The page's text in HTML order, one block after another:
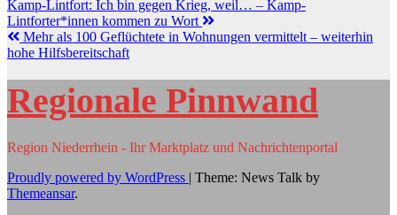
Kamp-Lintfort: Ich bin gegen Krieg, weil… – Kamp-
Lintforter*innen kommen zu Wort
Mehr als 100 Geflüchtete in Wohnungen vermittelt – weiterhin
hohe Hilfsbereitschaft
Regionale Pinnwand
Region Niederrhein - Ihr Marktplatz und Nachrichtenportal
Proudly powered by WordPress | Theme: News Talk by
Themeansar.